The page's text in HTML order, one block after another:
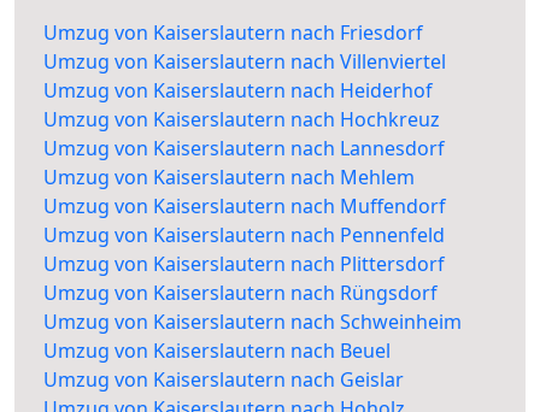
Umzug von Kaiserslautern nach Friesdorf
Umzug von Kaiserslautern nach Villenviertel
Umzug von Kaiserslautern nach Heiderhof
Umzug von Kaiserslautern nach Hochkreuz
Umzug von Kaiserslautern nach Lannesdorf
Umzug von Kaiserslautern nach Mehlem
Umzug von Kaiserslautern nach Muffendorf
Umzug von Kaiserslautern nach Pennenfeld
Umzug von Kaiserslautern nach Plittersdorf
Umzug von Kaiserslautern nach Rüngsdorf
Umzug von Kaiserslautern nach Schweinheim
Umzug von Kaiserslautern nach Beuel
Umzug von Kaiserslautern nach Geislar